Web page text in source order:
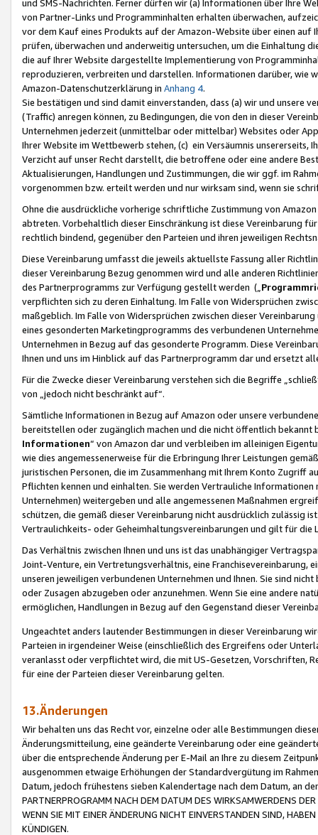
und SMS-Nachrichten. Ferner dürfen wir (a) Informationen über Ihre
von Partner-Links und Programminhalten erhalten überwachen,
vor dem Kauf eines Produkts auf der Amazon-Website über einen
prüfen, überwachen und anderweitig untersuchen, um die Einhaltung
die auf Ihrer Website dargestellte Implementierung von
reproduzieren, verbreiten und darstellen. Informationen darüber, wie
Amazon-Datenschutzerklärung in Anhang 4.
Sie bestätigen und sind damit einverstanden, dass (a) wir und
(Traffic) anregen können, zu Bedingungen, die von den in dieser
Unternehmen jederzeit (unmittelbar oder mittelbar) Websites oder
Ihrer Website im Wettbewerb stehen, (c) ein Versäumnis unsererseits,
Verzicht auf unser Recht darstellt, die betroffene oder eine andere
Aktualisierungen, Handlungen und Zustimmungen, die wir ggf. im
vorgenommen bzw. erteilt werden und nur wirksam sind, wenn sie
Ohne die ausdrückliche vorherige schriftliche Zustimmung von
abtreten. Vorbehaltlich dieser Einschränkung ist diese Vereinbarung
rechtlich bindend, gegenüber den Parteien und ihren jeweiligen
Diese Vereinbarung umfasst die jeweils aktuellste Fassung aller
dieser Vereinbarung Bezug genommen wird und alle anderen
des Partnerprogramms zur Verfügung gestellt werden („
verpflichten sich zu deren Einhaltung. Im Falle von Widersprüchen
maßgeblich. Im Falle von Widersprüchen zwischen dieser
eines gesonderten Marketingprogramms des verbundenen
Unternehmen in Bezug auf das gesonderte Programm. Diese
Ihnen und uns im Hinblick auf das Partnerprogramm dar und ersetzt
Für die Zwecke dieser Vereinbarung verstehen sich die Begriffe
von „jedoch nicht beschränkt auf“.
Sämtliche Informationen in Bezug auf Amazon oder unsere
bereitstellen oder zugänglich machen und die nicht öffentlich
Informationen“ von Amazon dar und verbleiben im alleinigen
wie dies angemessenerweise für die Erbringung Ihrer Leistungen
juristischen Personen, die im Zusammenhang mit Ihrem Konto
Pflichten kennen und einhalten. Sie werden Vertrauliche
Unternehmen) weitergeben und alle angemessenen Maßnahmen
schützen, die gemäß dieser Vereinbarung nicht ausdrücklich zulässig
Vertraulichkeits- oder Geheimhaltungsvereinbarungen und gilt für die
Das Verhältnis zwischen Ihnen und uns ist das unabhängiger
Joint-Venture, ein Vertretungsverhältnis, eine Franchisevereinbarung,
unseren jeweiligen verbundenen Unternehmen und Ihnen. Sie sind
oder Zusagen abzugeben oder anzunehmen. Wenn Sie eine andere
ermöglichen, Handlungen in Bezug auf den Gegenstand dieser
Ungeachtet anders lautender Bestimmungen in dieser Vereinbarung
Parteien in irgendeiner Weise (einschließlich des Ergreifens oder
veranlasst oder verpflichtet wird, die mit US-Gesetzen, Vorschriften,
für eine der Parteien dieser Vereinbarung gelten.
13.Änderungen
Wir behalten uns das Recht vor, einzelne oder alle Bestimmungen
Änderungsmitteilung, eine geänderte Vereinbarung oder eine
über die entsprechende Änderung per E-Mail an Ihre zu diesem
ausgenommen etwaige Erhöhungen der Standardvergütung im
Datum, jedoch frühestens sieben Kalendertage nach dem Datum, an
PARTNERPROGRAMM NACH DEM DATUM DES WIRKSAMWERDENS
WENN SIE MIT EINER ÄNDERUNG NICHT EINVERSTANDEN SIND,
KÜNDIGEN.